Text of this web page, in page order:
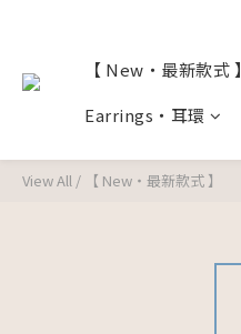
【 New・最新款式 】
Earrings・耳環
View All / 【 New・最新款式 】